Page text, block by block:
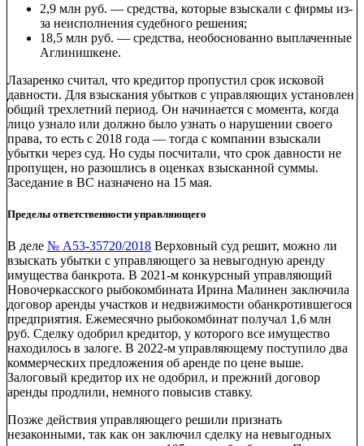
2,9 млн руб. — средства, которые взыскали с фирмы из-
за неисполнения судебного решения;
18,5 млн руб. — средства, необоснованно выплаченные
Аглинишкене.
Лазаренко считал, что кредитор пропустил срок исковой
давности. Для взыскания убытков с управляющих установлен
общий трехлетний период. Он начинается с момента, когда
лицо узнало или должно было узнать о нарушении своего
права, то есть с 2018 года — тогда с компании взыскали
убытки через суд. Но суды посчитали, что срок давности не
пропущен, но разошлись в оценках взысканной суммы.
Заседание в ВС назначено на 15 мая.
Пределы ответственности управляющего
В деле № А53-35720/2018 Верховный суд решит, можно ли
взыскать убытки с управляющего за невыгодную аренду
имущества банкрота. В 2021-м конкурсный управляющий
Новочеркасского рыбокомбината Ирина Малинен заключила
договор аренды участков и недвижимости обанкротившегося
предприятия. Ежемесячно рыбокомбинат получал 1,6 млн
руб. Сделку одобрил кредитор, у которого все имущество
находилось в залоге. В 2022-м управляющему поступило два
коммерческих предложения об аренде по цене выше.
Залоговый кредитор их не одобрил, и прежний договор
аренды продлили, немного повысив ставку.
Позже действия управляющего решили признать
незаконными, так как он заключил сделку на невыгодных